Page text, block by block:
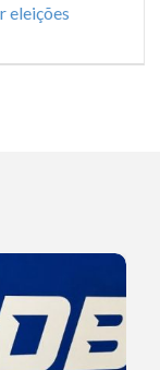
eleições